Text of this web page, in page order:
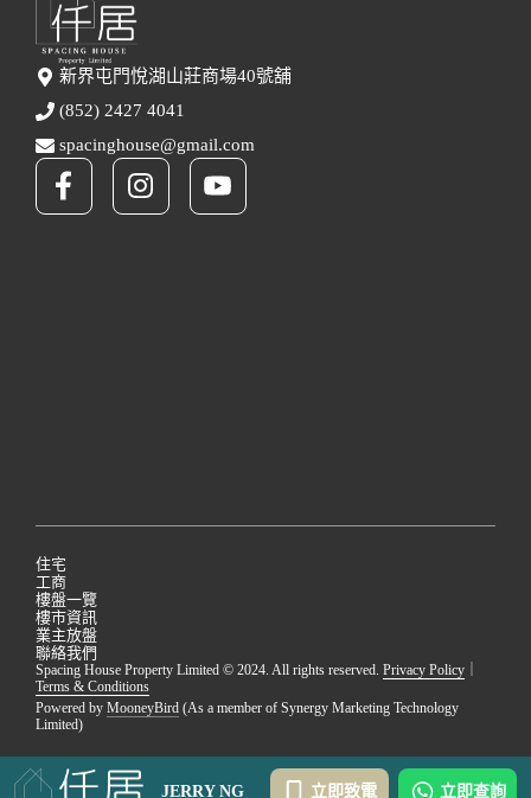
新界屯門悅湖山莊商場40號舖
(852) 2427 4041
spacinghouse@gmail.com
住宅
工商
樓盤一覽
樓市資訊
業主放盤
聯絡我們
Spacing House Property Limited © 2024. All rights reserved. Privacy Policy
Terms & Conditions
Powered by MooneyBird (As a member of Synergy Marketing Technology
Limited)
JERRY NG 立即致電 立即查詢